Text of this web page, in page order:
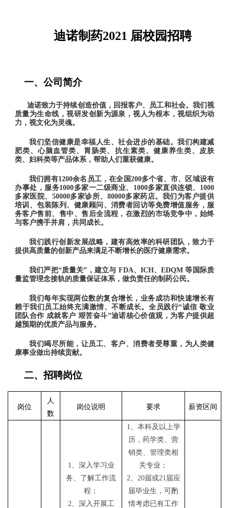
迪诺制药2021 届校园招聘
一、公司简介
迪诺致力于持续创造价值，回报客户、员工和社会。我们视
质量为生命线，视研发创新为源泉，视人为根本，视组织为动
力，视文化为灵魂。
我们坚信健康是幸福人生、社会进步的基础。我们构建减
肥类、心脑血管类、胃肠类、抗生素类、健康养生类、皮肤
类、妇科类等产品体系，帮助人们重获健康。
我们拥有1200余名员工，在全国200多个省、市、区域设有
办事处，服务1000多家一二级商业、1000多家直供连锁、1000
多家医院、50000多家诊所、80000多家药店。我们为客户提供
培训、包装陈列、健康顾问、消费者回访等免费增值服务，服
务客户售前、售中、售后全流程，在激烈的市场竞争中，始终
与客户携手并肩，共同成长。
我们践行创新发展战略，建有高效率的科研团队，致力于
提供高质量的创新产品来满足不断增长的医疗健康需求。
我们严把“质量关”，建立与 FDA、ICH、EDQM 等国际质
量监管理念接轨的质量保证体系，做负责任的制药公民。
我们每年实现两位数的复合增长，业务成功和快速增长有
赖于我们员工始终充满激情、不断成长。全员践行“诚信 敬业
团队合作 成就客户 艰苦奋斗”迪诺核心价值观，为客户提供超
越预期的优质产品与服务。
我们竭尽所能，让员工、客户、消费者受尊重，为人类健
康事业做出持续贡献。
二、招聘岗位
岗位
人
数
岗位说明 要求 薪资区间
1、深入学习业
务、了解工作流
程；
2、深入开展工
1、本科及 以上学
历，药学类、营
销类、管理类相
关专业；
2、20届或21届应
届毕业生，可酌
情考虑已有工作